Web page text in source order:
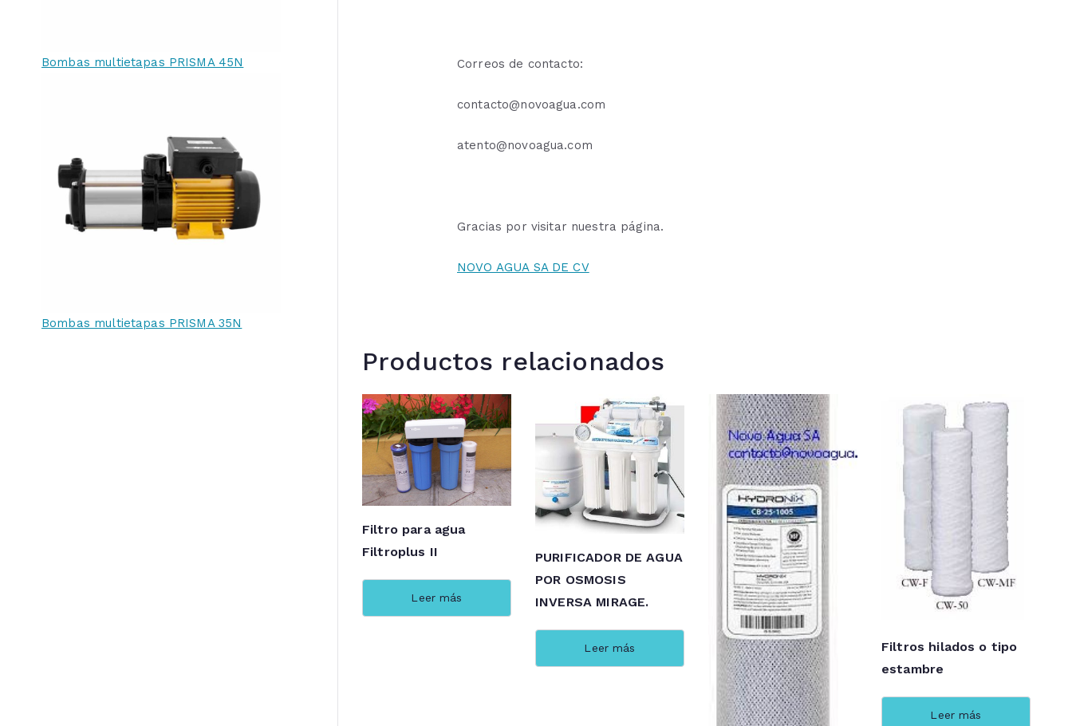
Correos de contacto:
contacto@novoagua.com
atento@novoagua.com
Gracias por visitar nuestra página.
NOVO AGUA SA DE CV
Productos relacionados
Filtro para agua
Filtroplus II
Leer más
PURIFICADOR DE AGUA
POR OSMOSIS
INVERSA MIRAGE.
Leer más
Filtros hilados o tipo
estambre
Leer más
Bombas multietapas PRISMA 45N
Bombas multietapas PRISMA 35N